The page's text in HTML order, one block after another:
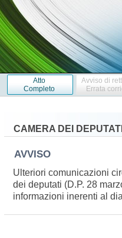
Atto
Completo
Avviso di
Errata
CAMERA DEI DEPUTATI
AVVISO
Ulteriori comunicazioni
dei deputati (D.P. 28
informazioni inerenti al